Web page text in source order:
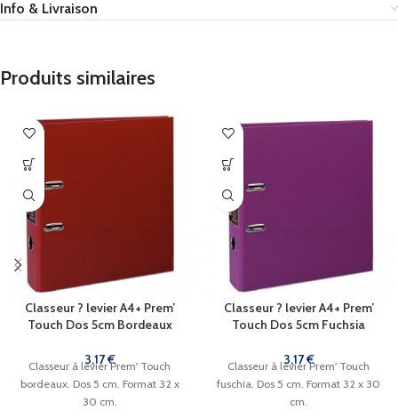
Info & Livraison
Produits similaires
Classeur ? levier A4+ Prem’
Touch Dos 5cm Bordeaux
3,17€
Classeur à levier Prem' Touch
bordeaux. Dos 5 cm. Format 32 x
30 cm.
Classeur ? levier A4+ Prem’
Touch Dos 5cm Fuchsia
3,17€
Classeur à levier Prem' Touch
fuschia. Dos 5 cm. Format 32 x 30
cm.